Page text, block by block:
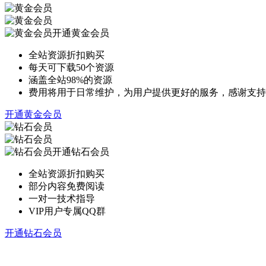
开通黄金会员
全站资源折扣购买
每天可下载50个资源
涵盖全站98%的资源
费用将用于日常维护，为用户提供更好的服务，感谢支持
开通黄金会员
开通钻石会员
全站资源折扣购买
部分内容免费阅读
一对一技术指导
VIP用户专属QQ群
开通钻石会员